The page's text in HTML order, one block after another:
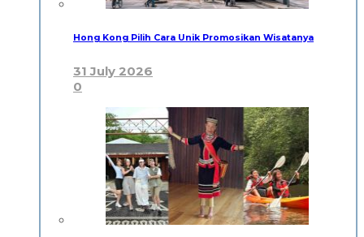
Hong Kong Pilih Cara Unik Promosikan Wisatanya
31 July 2026
0